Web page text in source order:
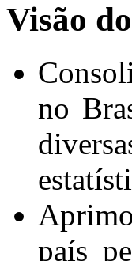
Visão
no
país